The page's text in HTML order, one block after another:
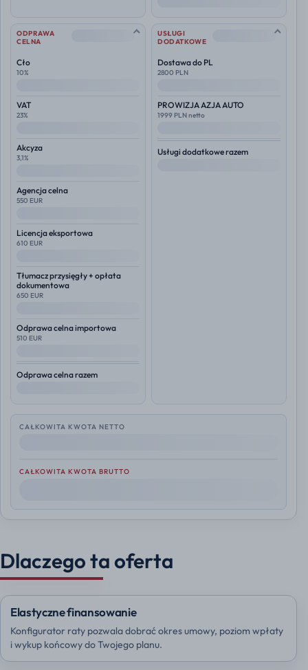
ODPRAWA
CELNA
--
Cło
10%
VAT
23%
Akcyza
3,1%
Agencja celna
550 EUR
Licencja eksportowa
610 EUR
Tłumacz przysięgły + opłata
dokumentowa
650 EUR
Odprawa celna importowa
510 EUR
Odprawa celna razem
USŁUGI
DODATKOWE
--
Dostawa do PL
2800 PLN
PROWIZJA AZJA AUTO
1999 PLN netto
Usługi dodatkowe razem
CAŁKOWITA KWOTA NETTO
CAŁKOWITA KWOTA BRUTTO
Dlaczego ta oferta
Elastyczne finansowanie
Konfigurator raty pozwala dobrać okres umowy, poziom wpłaty
i wykup końcowy do Twojego planu.